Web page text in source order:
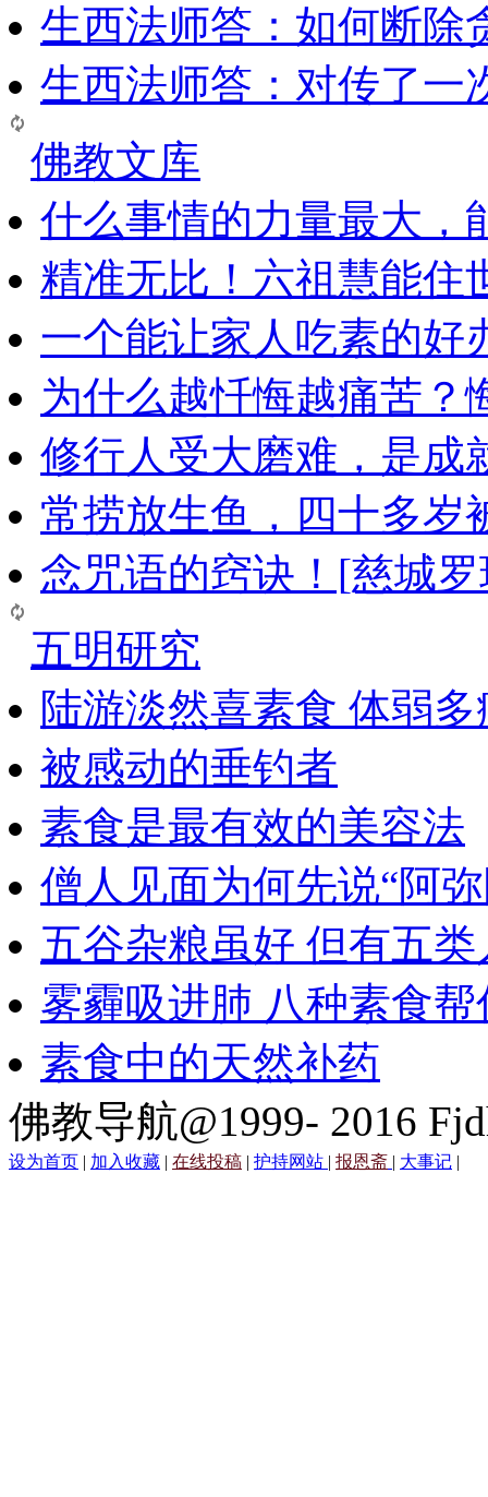
生西法师答：如何断除
生西法师答：对传了一
佛教文库
什么事情的力量最大，
精准无比！六祖慧能住
一个能让家人吃素的好
为什么越忏悔越痛苦？
修行人受大磨难，是成
常捞放生鱼，四十多岁
念咒语的窍诀！[慈城
五明研究
陆游淡然喜素食 体弱
被感动的垂钓者
素食是最有效的美容法
僧人见面为何先说“阿
五谷杂粮虽好 但有五
雾霾吸进肺 八种素食帮
素食中的天然补药
佛教导航@1999- 2016
设为首页 | 加入收藏 | 在线投稿 | 护持网站 | 报恩斋 | 大事记 |